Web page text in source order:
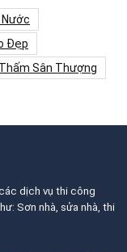
Đẹp
Sân Thượng
dịch vụ thi công
Sơn nhà, sửa nhà, thi